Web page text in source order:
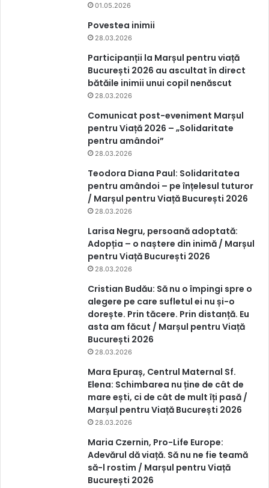
01.05.2026
Povestea inimii
28.03.2026
Participanții la Marșul pentru viață
București 2026 au ascultat în direct
bătăile inimii unui copil nenăscut
28.03.2026
Comunicat post-eveniment Marșul
pentru Viață 2026 – „Solidaritate
pentru amândoi”
28.03.2026
Teodora Diana Paul: Solidaritatea
pentru amândoi – pe înțelesul tuturor
/ Marșul pentru Viață București 2026
28.03.2026
Larisa Negru, persoană adoptată:
Adopția – o naștere din inimă / Marșul
pentru Viață București 2026
28.03.2026
Cristian Budău: Să nu o împingi spre o
alegere pe care sufletul ei nu și-o
dorește. Prin tăcere. Prin distanță. Eu
asta am făcut / Marșul pentru Viață
București 2026
28.03.2026
Mara Epuraș, Centrul Maternal Sf.
Elena: Schimbarea nu ține de cât de
mare ești, ci de cât de mult îți pasă /
Marșul pentru Viață București 2026
28.03.2026
Maria Czernin, Pro-Life Europe:
Adevărul dă viață. Să nu ne fie teamă
să-l rostim / Marșul pentru Viață
București 2026